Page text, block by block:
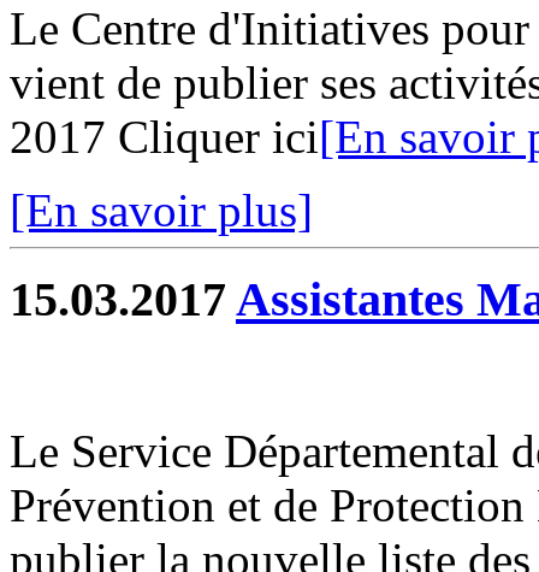
Le Centre d'Initiatives
vient de publier ses
2017 Cliquer ici[En savoir
[En savoir plus]
15.03.2017 Assistantes
Le Service Départemental
Prévention et de
publier la nouvelle liste